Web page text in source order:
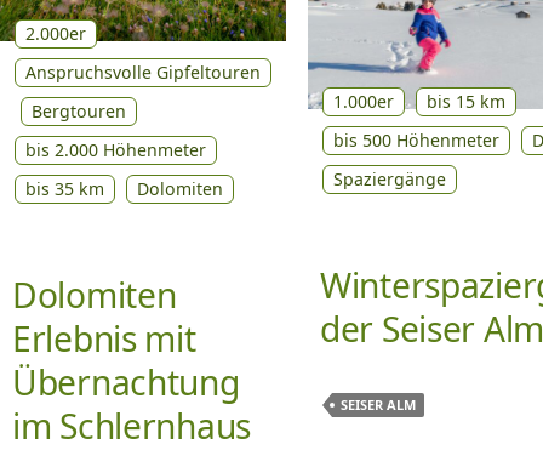
2.000er
Anspruchsvolle Gipfeltouren
Bergtouren
bis 2.000 Höhenmeter
bis 35 km
Dolomiten
Dolomiten
Erlebnis mit
Übernachtung
im Schlernhaus
1.000er
bis 15 km
bis 500 Höhenmeter
Spaziergänge
der Seiser Alm
SEISER ALM